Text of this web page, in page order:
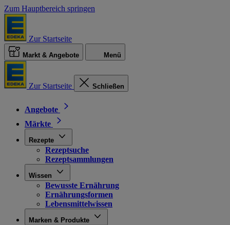
Zum Hauptbereich springen
Zur Startseite
Markt & Angebote Menü
Zur Startseite Schließen
Angebote
Märkte
Rezepte
Rezeptsuche
Rezeptsammlungen
Wissen
Bewusste Ernährung
Ernährungsformen
Lebensmittelwissen
Marken & Produkte